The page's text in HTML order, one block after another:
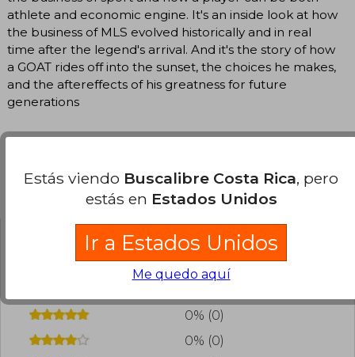
athlete and economic engine. It's an inside look at how
the business of MLS evolved historically and in real
time after the legend's arrival. And it's the story of how
a GOAT rides off into the sunset, the choices he makes,
and the aftereffects of his greatness for future
generations
Opiniones del libro
¿Leíste este libro? Inicia sesión para poder
agregar tu propia evaluación.
0% (0)
0% (0)
Estás viendo Buscalibre Costa Rica, pero
estás en Estados Unidos
Ir a Estados Unidos
Me quedo aquí